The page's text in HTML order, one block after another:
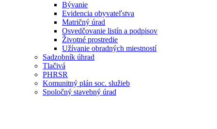
Bývanie
Evidencia obyvateľstva
Matričný úrad
Osvedčovanie listín a podpisov
Životné prostredie
Užívanie obradných miestností
Sadzobník úhrad
Tlačivá
PHRSR
Komunitný plán soc. služieb
Spoločný stavebný úrad